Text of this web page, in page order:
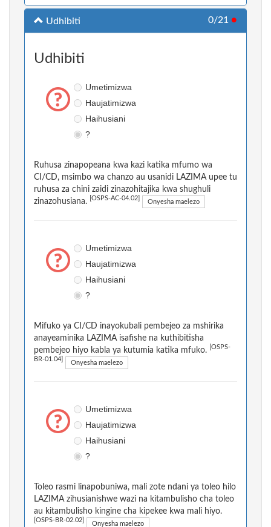
Udhibiti 0/21 ●
Udhibiti
Umetimizwa
Haujatimizwa
Haihusiani
?
Ruhusa zinapopeana kwa kazi katika mfumo wa
CI/CD, msimbo wa chanzo au usanidi LAZIMA upee tu
ruhusa za chini zaidi zinazohitajika kwa shughuli
zinazohusiana.
[OSPS-AC-04.02] Onyesha maelezo
Umetimizwa
Haujatimizwa
Haihusiani
?
Mifuko ya CI/CD inayokubali pembejeo za mshirika
anayeaminika LAZIMA isafishe na kuthibitisha
pembejeo hiyo kabla ya kutumia katika mfuko.
[OSPS-
BR-01.04] Onyesha maelezo
Umetimizwa
Haujatimizwa
Haihusiani
?
Toleo rasmi linapobuniwa, mali zote ndani ya toleo hilo
LAZIMA zihusianishwe wazi na kitambulisho cha toleo
au kitambulisho kingine cha kipekee kwa mali hiyo.
[OSPS-BR-02.02] Onyesha maelezo